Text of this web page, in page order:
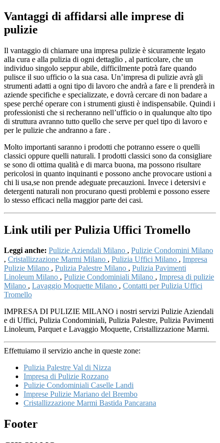
Vantaggi di affidarsi alle imprese di
pulizie
Il vantaggio di chiamare una impresa pulizie è sicuramente legato
alla cura e alla pulizia di ogni dettaglio , al particolare, che un
individuo singolo seppur abile, difficilmente potrà fare quando
pulisce il suo ufficio o la sua casa. Un’impresa di pulizie avrà gli
strumenti adatti a ogni tipo di lavoro che andrà a fare e li prenderà in
aziende specifiche e specializzate, e dovrà cercare di non badare a
spese perché operare con i strumenti giusti è indispensabile. Quindi i
professionisti che si recheranno nell’ufficio o in qualunque alto tipo
di struttura avranno tutto quello che serve per quel tipo di lavoro e
per le pulizie che andranno a fare .
Molto importanti saranno i prodotti che potranno essere o quelli
classici oppure quelli naturali. I prodotti classici sono da consigliare
se sono di ottima qualità e di marca buona, ma possono risultare
pericolosi in quanto inquinanti e possono anche provocare ustioni a
chi li usa,se non prende adeguate precauzioni. Invece i detersivi e
detergenti naturali non procurano questi problemi e possono essere
lo stesso efficaci nella maggior parte dei casi.
Link utili per Pulizia Uffici Tromello
Leggi anche: Pulizie Aziendali Milano , Pulizie Condomini Milano
, Cristallizzazione Marmi Milano , Pulizia Uffici Milano , Impresa
Pulizie Milano , Pulizia Palestre Milano , Pulizia Pavimenti
Linoleum Milano , Pulizie Condominiali Milano , Impresa di pulizie
Milano , Lavaggio Moquette Milano , Contatti per Pulizia Uffici
Tromello
IMPRESA DI PULIZIE MILANO i nostri servizi Pulizie Aziendali
e di Uffici, Pulizia Condominiali, Pulizia Palestre, Pulizia Pavimenti
Linoleum, Parquet e Lavaggio Moquette, Cristallizzazione Marmi.
Effettuiamo il servizio anche in queste zone:
Pulizia Palestre Val di Nizza
Impresa di Pulizie Rozzano
Pulizie Condominiali Caselle Landi
Imprese Pulizie Mariano del Brembo
Cristallizzazione Marmi Bastida Pancarana
Footer